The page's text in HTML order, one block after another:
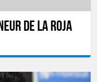
de la Roja